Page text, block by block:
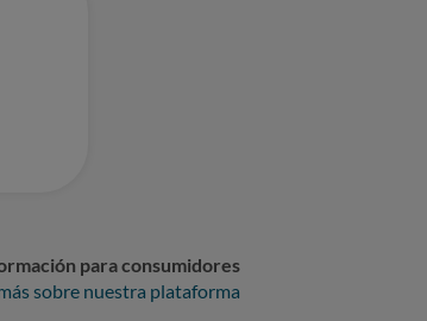
para consumidores
sobre nuestra plataforma